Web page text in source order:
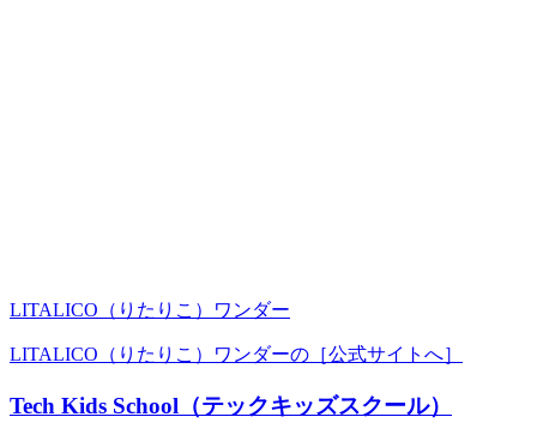
LITALICO（りたりこ）ワンダー
LITALICO（りたりこ）ワンダーの［公式サイトへ］
Tech Kids School（テックキッズスクール）